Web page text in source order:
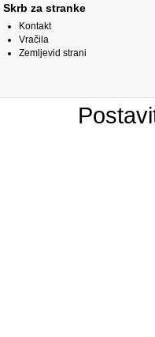
Skrb za stranke
Kontakt
Vračila
Zemljevid strani